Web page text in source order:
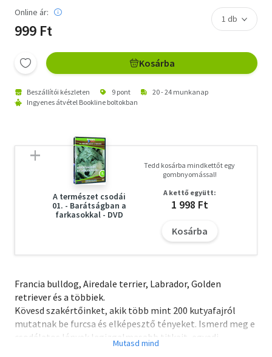
Online ár:
999 Ft
Kosárba
Beszállítói készleten 9 pont
20 - 24 munkanap
Ingyenes átvétel Bookline boltokban
A természet csodái
01. - Barátságban a
farkasokkal - DVD
Tedd kosárba mindkettőt egy
gombnyomással!
A kettő együtt:
1 998 Ft
Kosárba
Francia bulldog, Airedale terrier, Labrador, Golden
retriever és a többiek.
Kövesd szakértőinket, akik több mint 200 kutyafajról
mutatnak be furcsa és elképesztő tényeket. Ismerd meg e
csodálatos lények legizgalmasabb titkait, egyedi